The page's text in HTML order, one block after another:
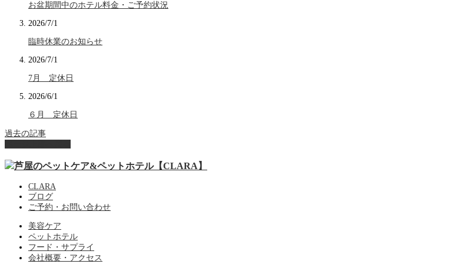
お盆期間中のホテル料金・ご予約状況
2026/7/1
臨時休業のお知らせ
2026/7/1
7月 定休日
2026/6/1
６月 定休日
過去の記事
CLARA
ブログ
ご予約・お問い合わせ
美容ケア
ペットホテル
フード・サプライ
会社概要・アクセス